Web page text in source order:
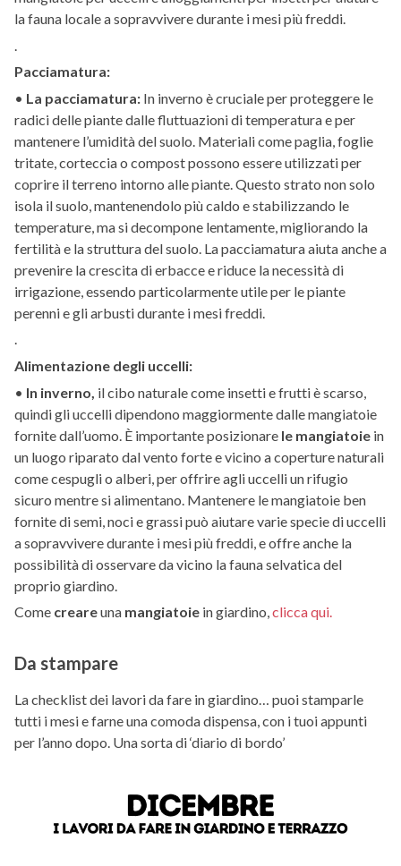
la fauna locale a sopravvivere durante i mesi più freddi.
Pacciamatura:
• La pacciamatura: In inverno è cruciale per proteggere le
radici delle piante dalle fluttuazioni di temperatura e per
mantenere l’umidità del suolo. Materiali come paglia, foglie
tritate, corteccia o compost possono essere utilizzati per
coprire il terreno intorno alle piante. Questo strato non solo
isola il suolo, mantenendolo più caldo e stabilizzando le
temperature, ma si decompone lentamente, migliorando la
fertilità e la struttura del suolo. La pacciamatura aiuta anche a
prevenire la crescita di erbacce e riduce la necessità di
irrigazione, essendo particolarmente utile per le piante
perenni e gli arbusti durante i mesi freddi.
.
Alimentazione degli uccelli:
• In inverno, il cibo naturale come insetti e frutti è scarso,
quindi gli uccelli dipendono maggiormente dalle mangiatoie
fornite dall’uomo. È importante posizionare le mangiatoie in
un luogo riparato dal vento forte e vicino a coperture naturali
come cespugli o alberi, per offrire agli uccelli un rifugio
sicuro mentre si alimentano. Mantenere le mangiatoie ben
fornite di semi, noci e grassi può aiutare varie specie di uccelli
a sopravvivere durante i mesi più freddi, e offre anche la
possibilità di osservare da vicino la fauna selvatica del
proprio giardino.
Come creareuna mangiatoie in giardino,clicca qui.
Da stampare
La checklist dei lavori da fare in giardino… puoi stamparle
tutti i mesi e farne una comoda dispensa, con i tuoi appunti
per l’anno dopo. Una sorta di ‘diario di bordo’